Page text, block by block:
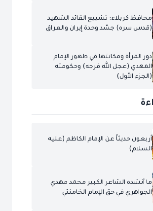
محافظ كربلاء: تشييع القائد الشهيد
(قدس سره) جسّد وحدة إيران والعراق
دور المرأة ومكانتها في ظهور الإمام
المهدي (عجل الله فرجه) وحكومته
(الجزء الأول)
أربعون حديثاً عن الإمام الكاظم (عليه
السلام)
ما أنشده الشاعر الكبير محمد مهدي
الجواهري في حق الإمام الخامنئي